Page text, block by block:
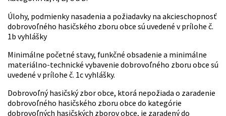
Úlohy, podmienky nasadenia a požiadavky na akcieschopnosť
dobrovoľného hasičského zboru obce sú uvedené v prílohe č.
1b vyhlášky
Minimálne početné stavy, funkčné obsadenie a minimálne
materiálno-technické vybavenie dobrovoľného zboru obce sú
uvedené v prílohe č. 1c vyhlášky.
Dobrovoľný hasičský zbor obce, ktorá nepožiada o zaradenie
dobrovoľného hasičského zboru obce do kategórie
dobrovoľných hasičských zborov obce, je zaradený do